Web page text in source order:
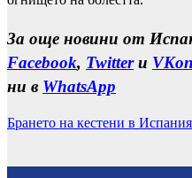
За още новини от
Facebook, Twitterи
ни в WhatsApp
Брането на кестени в